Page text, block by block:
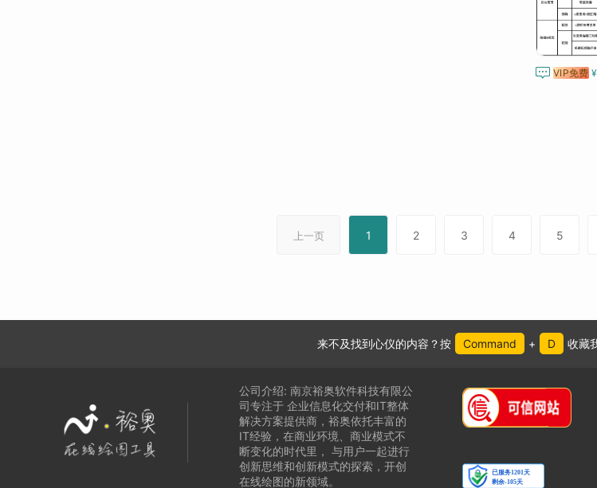
 VIP免费
上一页 1 2 3 4 5
来不及找到心仪的内容？按 Command + D 收藏
公司介绍:南京裕奥软件科技有限公
司专注于 企业信息化交付和IT整体
解决方案提供商，裕奥依托丰富的
IT经验，在商业环境、商业模式不
断变化的时代里，
与用户一起进行
创新思维和创新模式的探索，开创
在线绘图的新领域。